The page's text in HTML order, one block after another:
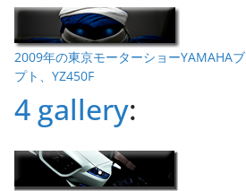
2009年の東京モーターショーYAMAHA
プト、YZ450F
4 gallery: